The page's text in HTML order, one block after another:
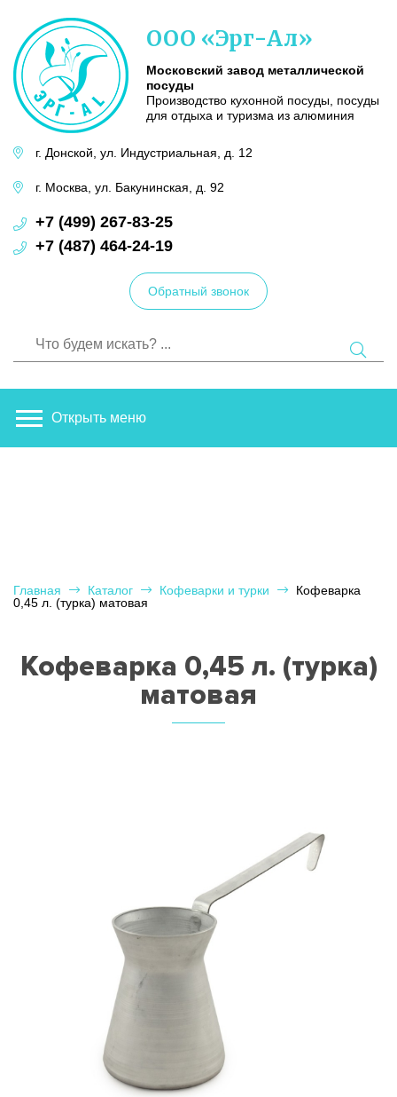
завод
посуды
ООО «Эрг-Ал»
Московский завод металлической
посуды
Производство кухонной посуды, посуды
для отдыха и туризма из алюминия
г. Донской, ул. Индустриальная, д. 12
г. Москва, ул. Бакунинская, д. 92
+7 (499) 267-83-25
+7 (487) 464-24-19
Обратный звонок
Открыть меню
Главная Каталог Кофеварки и турки
Кофеварка
0,45 л. (турка) матовая
Кофеварка 0,45 л. (турка)
матовая